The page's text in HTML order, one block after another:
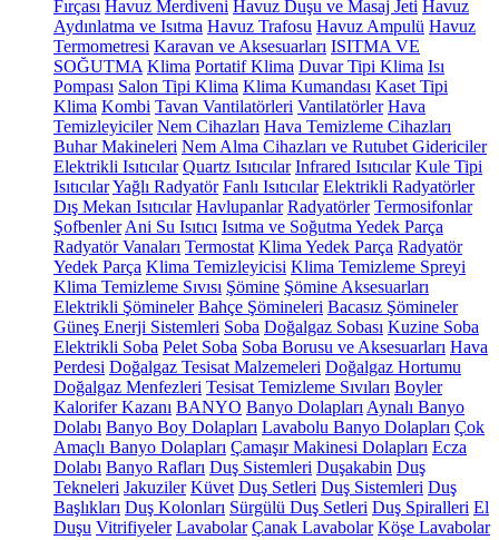
Fırçası Havuz Merdiveni Havuz Duşu ve Masaj Jeti Havuz
Aydınlatma ve Isıtma Havuz Trafosu Havuz Ampulü Havuz
Termometresi Karavan ve Aksesuarları ISITMA VE
SOĞUTMA Klima Portatif Klima Duvar Tipi Klima Isı
Pompası Salon Tipi Klima Klima Kumandası Kaset Tipi
Klima Kombi Tavan Vantilatörleri Vantilatörler Hava
Temizleyiciler Nem Cihazları Hava Temizleme Cihazları
Buhar Makineleri Nem Alma Cihazları ve Rutubet Gidericiler
Elektrikli Isıtıcılar Quartz Isıtıcılar Infrared Isıtıcılar Kule Tipi
IsıtıcılarYağlı Radyatör Fanlı Isıtıcılar Elektrikli Radyatörler
Dış Mekan Isıtıcılar Havlupanlar Radyatörler Termosifonlar
Şofbenler Ani Su Isıtıcı Isıtma ve Soğutma Yedek Parça
Radyatör Vanaları Termostat Klima Yedek Parça Radyatör
Yedek Parça Klima Temizleyicisi Klima Temizleme Spreyi
Klima Temizleme Sıvısı Şömine Şömine Aksesuarları
Elektrikli Şömineler Bahçe Şömineleri Bacasız Şömineler
Güneş Enerji Sistemleri Soba Doğalgaz Sobası Kuzine Soba
Elektrikli Soba Pelet Soba Soba Borusu ve Aksesuarları Hava
Perdesi Doğalgaz Tesisat Malzemeleri Doğalgaz Hortumu
Doğalgaz Menfezleri Tesisat Temizleme Sıvıları Boyler
Kalorifer Kazanı BANYO Banyo Dolapları Aynalı Banyo
Dolabı Banyo Boy Dolapları Lavabolu Banyo Dolapları Çok
Amaçlı Banyo Dolapları Çamaşır Makinesi Dolapları Ecza
Dolabı Banyo Rafları Duş Sistemleri Duşakabin Duş
Tekneleri Jakuziler Küvet Duş Setleri Duş Sistemleri Duş
Başlıkları Duş Kolonları Sürgülü Duş Setleri Duş Spiralleri El
Duşu Vitrifiyeler Lavabolar Çanak Lavabolar Köşe Lavabolar